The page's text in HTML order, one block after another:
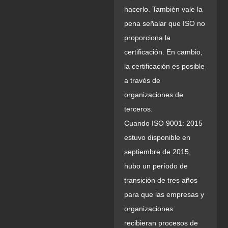
hacerlo. También vale la
pena señalar que ISO no
proporciona la
certificación. En cambio,
la certificación es posible
a través de
organizaciones de
terceros.
Cuando ISO 9001: 2015
estuvo disponible en
septiembre de 2015,
hubo un período de
transición de tres años
para que las empresas y
organizaciones
recibieran procesos de